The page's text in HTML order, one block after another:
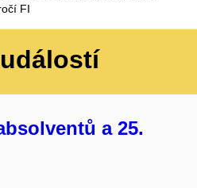
FI
a 25.